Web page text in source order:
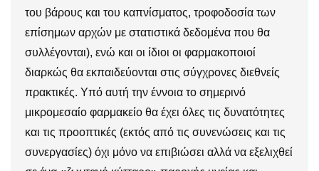
του βάρους και του καπνίσματος, τροφοδοσία των
επίσημων αρχών με στατιστικά δεδομένα που θα
συλλέγονται), ενώ και οι ίδιοι οι φαρμακοποιοί
διαρκώς θα εκπαιδεύονται στις σύγχρονες διεθνείς
πρακτικές. Υπό αυτή την έννοια το σημερινό
μικρομεσαίο φαρμακείο θα έχει όλες τις δυνατότητες
και τις προοπτικές (εκτός από τις συνενώσεις και τις
συνεργασίες) όχι μόνο να επιβιώσει αλλά να εξελιχθεί